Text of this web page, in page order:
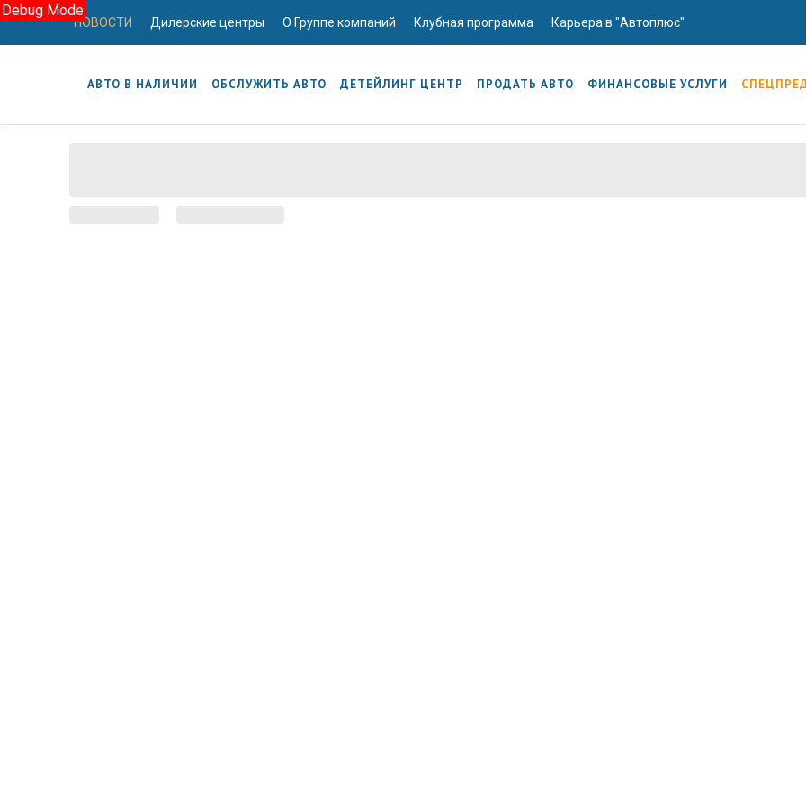
Debug Mode
НОВОСТИ Дилерские центры О Группе компаний Клубная программа Карьера в "Автоплюс"
АВТО В НАЛИЧИИ ОБСЛУЖИТЬ АВТО ДЕТЕЙЛИНГ ЦЕНТР ПРОДАТЬ АВТО ФИНАНСОВЫЕ УСЛУГИ